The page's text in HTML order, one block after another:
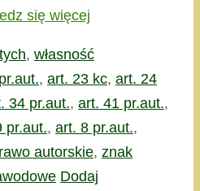
się więcej
, własność
, art. 23 kc, art. 24
34 pr.aut., art. 41 pr.aut.,
pr.aut., art. 8 pr.aut.,
autorskie, znak
Dodaj